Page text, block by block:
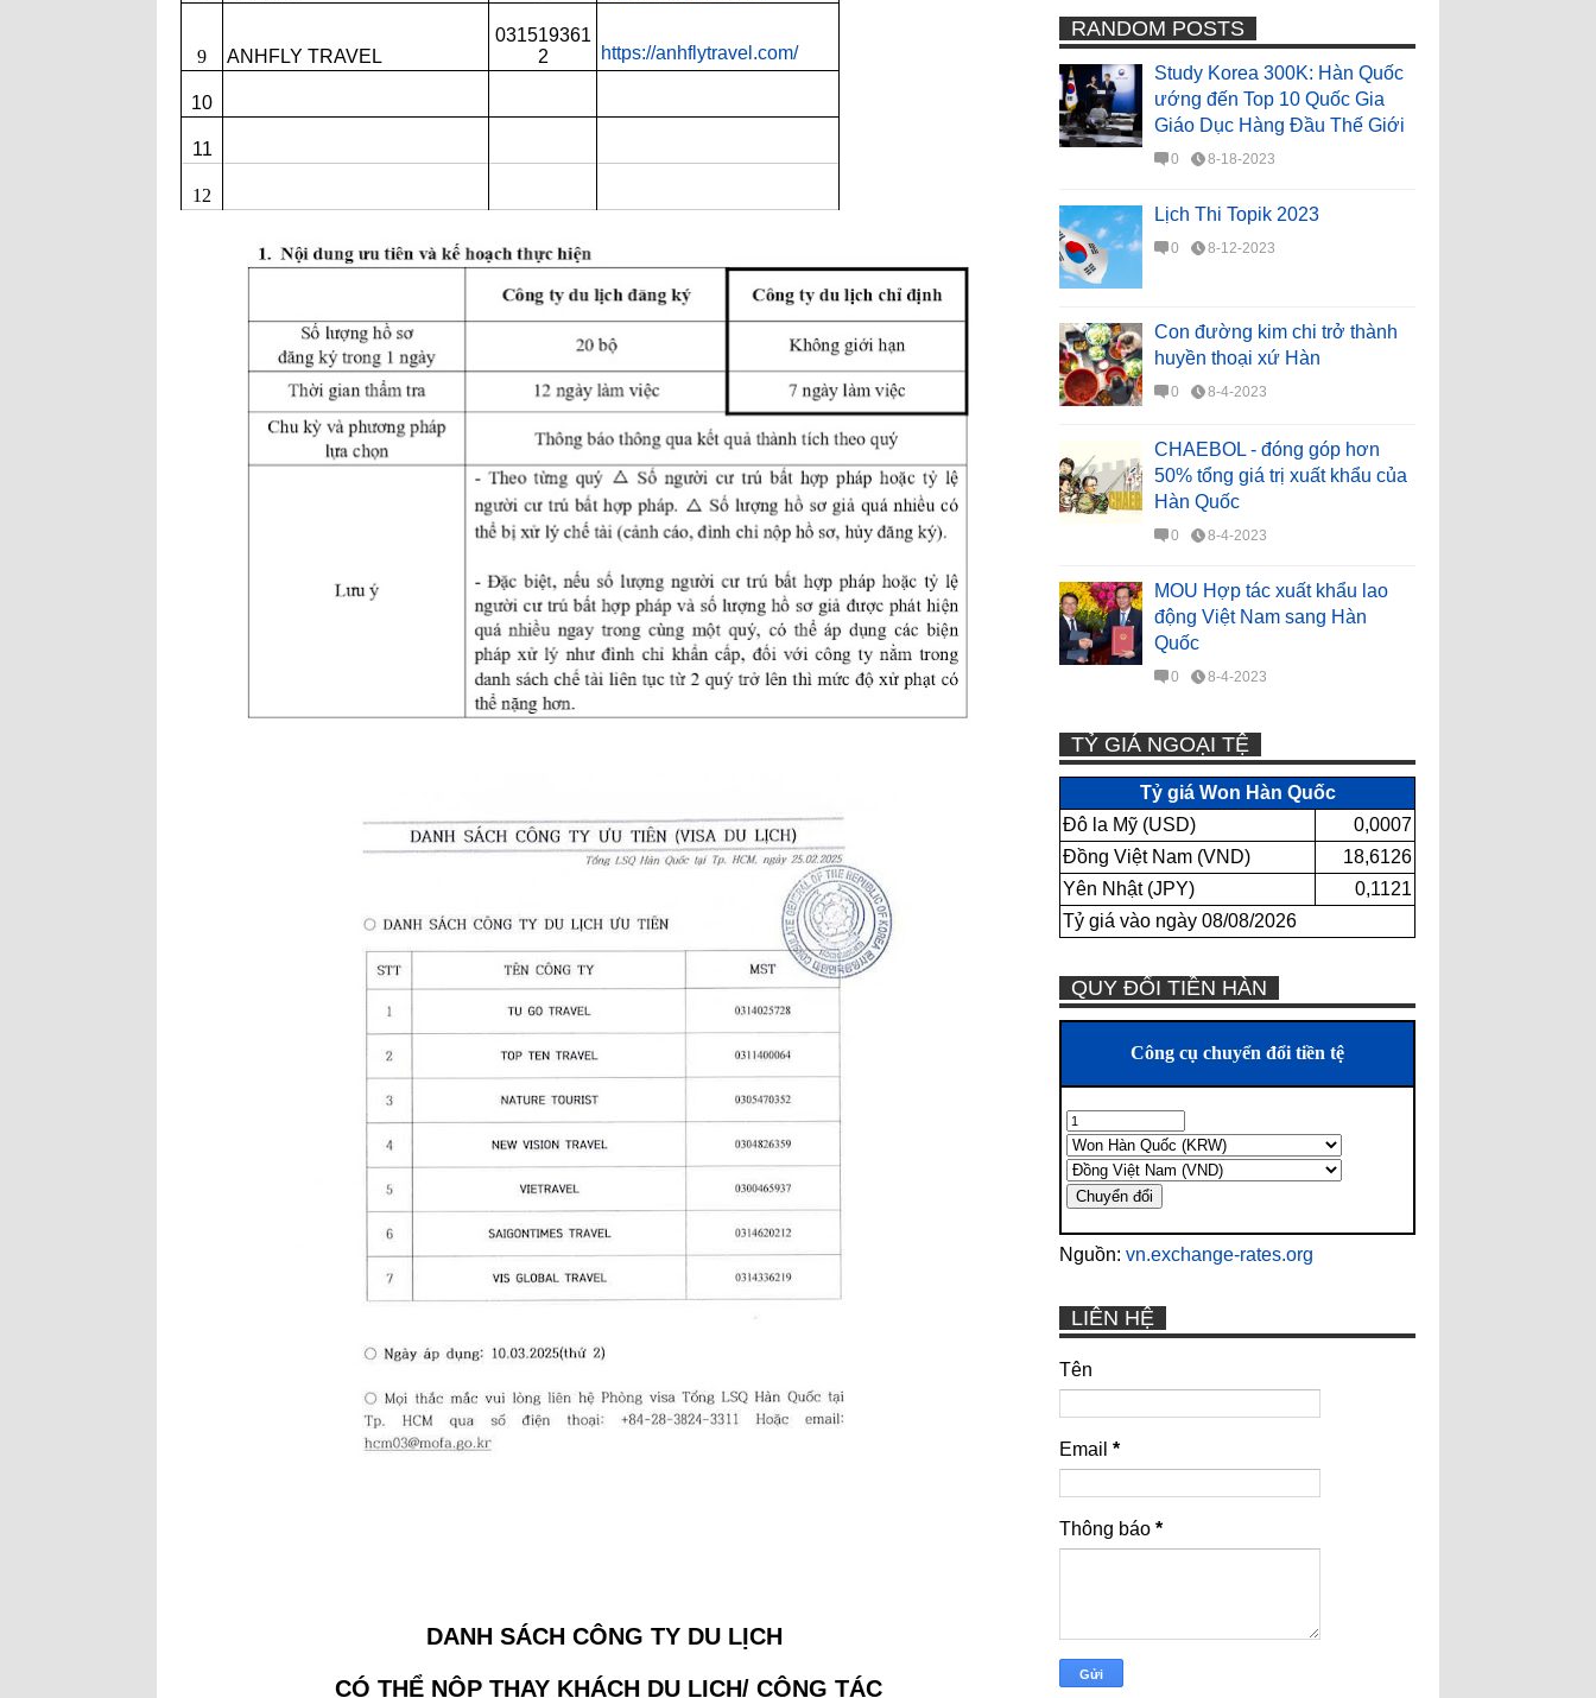
9 ANHFLY TRAVEL
031519361
2
https://anhflytravel.com/
10
11
12
DANH SÁCH CÔNG TY DU LỊCH
CÓ THỂ NỘP THAY KHÁCH DU LỊCH/ CÔNG TÁC
RANDOM POSTS
Study Korea 300K: Hàn Quốc
ướng đến Top 10 Quốc Gia
Giáo Dục Hàng Đầu Thế Giới
0 8-18-2023
Lịch Thi Topik 2023
0 8-12-2023
Con đường kim chi trở thành
huyền thoại xứ Hàn
0 8-4-2023
CHAEBOL - đóng góp hơn
50% tổng giá trị xuất khẩu của
Hàn Quốc
0 8-4-2023
MOU Hợp tác xuất khẩu lao
động Việt Nam sang Hàn
Quốc
0 8-4-2023
TỶ GIÁ NGOẠI TỆ
Tỷ giá Won Hàn Quốc
Đô la Mỹ (USD)
0,0007
Đồng Việt Nam (VND)
18,6126
Yên Nhật (JPY)
0,1121
Tỷ giá vào ngày 08/08/2026
QUY ĐỔI TIỀN HÀN
Nguồn: vn.exchange-rates.org
LIÊN HỆ
Tên
Email *
Thông báo *